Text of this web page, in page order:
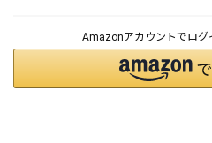
Amazonアカウントでログ